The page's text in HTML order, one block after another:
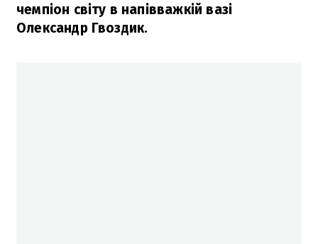
чемпіон світу в напівважкій вазі
Олександр Гвоздик.